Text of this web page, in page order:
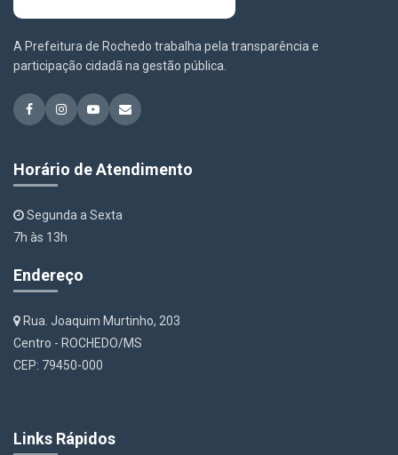
A Prefeitura de Rochedo trabalha pela transparência e
participação cidadã na gestão pública.
Horário de Atendimento
Segunda a Sexta
7h às 13h
Endereço
Rua. Joaquim Murtinho, 203
Centro - ROCHEDO/MS
CEP: 79450-000
Links Rápidos